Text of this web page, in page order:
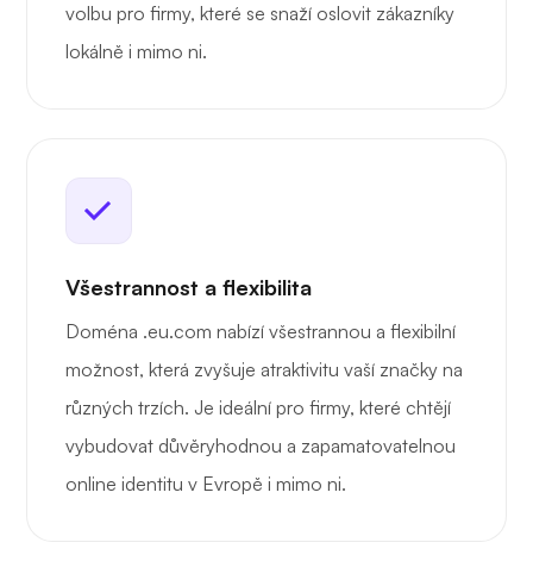
volbu pro firmy, které se snaží oslovit zákazníky
lokálně i mimo ni.
Všestrannost a flexibilita
Doména .eu.com nabízí všestrannou a flexibilní
možnost, která zvyšuje atraktivitu vaší značky na
různých trzích. Je ideální pro firmy, které chtějí
vybudovat důvěryhodnou a zapamatovatelnou
online identitu v Evropě i mimo ni.